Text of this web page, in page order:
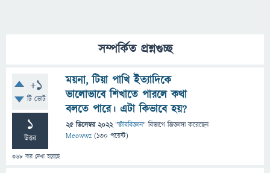
সম্পর্কিত প্রশ্নগুচ্ছ
+1
টি ভোট
1
উত্তর
368 বার দেখা হয়েছে
ময়না, টিয়া পাখি ইত্যাদিকে
ভালোভাবে শিখাতে পারলে কথা
বলতে পারে। এটা কিভাবে হয়?
25 ডিসেম্বর 2022 "জীববিজ্ঞান" বিভাগে জিজ্ঞাসাকরেছেন
Meowwz (130 পয়েন্ট)